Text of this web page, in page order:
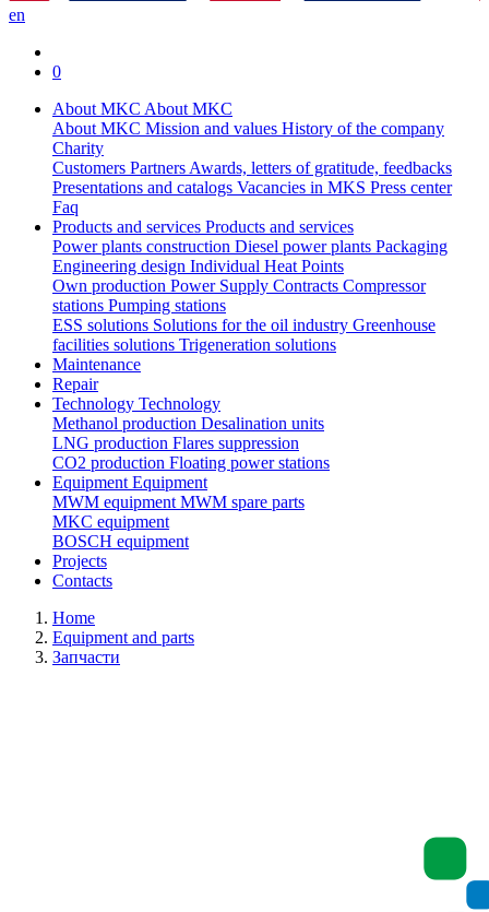
en
0
About MKC About MKC
About MKC Mission and values History of the company
Charity
Customers PartnersAwards, letters of gratitude, feedbacks
Presentations and catalogs Vacancies in MKS Press center
Faq
Products and services Products and services
Power plants construction Diesel power plants Packaging
Engineering design Individual Heat Points
Own production Power Supply Contracts Compressor
stations Pumping stations
ESS solutions Solutions for the oil industry Greenhouse
facilities solutions Trigeneration solutions
Maintenance
Repair
Technology Technology
Methanol production Desalination units
LNG production Flares suppression
СО2 production Floating power stations
EquipmentEquipment
MWM equipmentMWM spare parts
MKC equipment
BOSCH equipment
Projects
Contacts
Home
Equipment and parts
Запчасти